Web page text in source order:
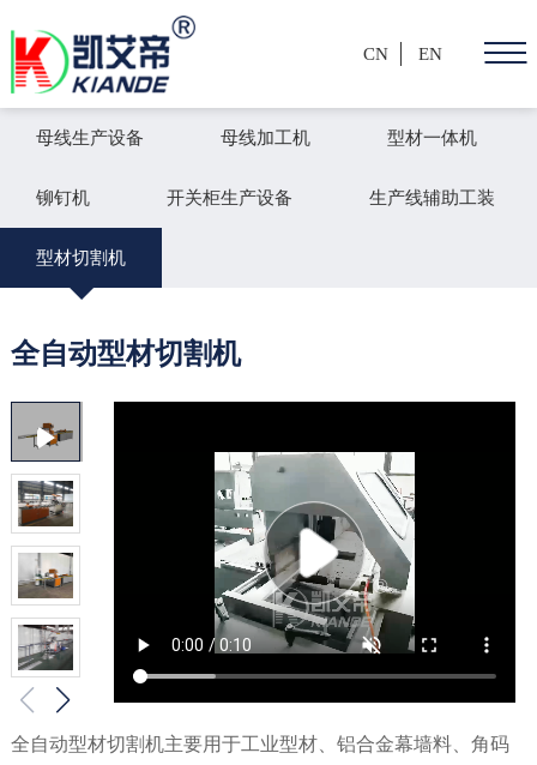
CN EN
母线生产设备 母线加工机 型材一体机
铆钉机 开关柜生产设备 生产线辅助工装
型材切割机
全自动型材切割机
全自动型材切割机主要用于工业型材、铝合金幕墙料、角码